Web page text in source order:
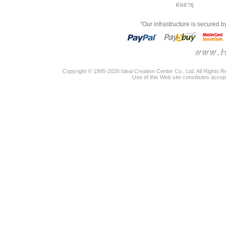
ต่ออายุ
"Our infrastructure is secured
Copyright © 1995-2026 Ideal Creation Center Co., Ltd. All Rights
Use of this Web site constitutes